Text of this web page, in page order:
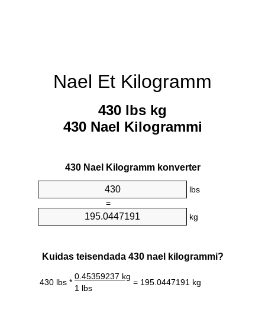
Nael Et Kilogramm
430 lbs kg
430 Nael Kilogrammi
430 Nael Kilogramm konverter
lbs
=
kg
Kuidas teisendada 430 nael kilogrammi?
430 lbs *
0.45359237 kg
= 195.0447191 kg
1 lbs